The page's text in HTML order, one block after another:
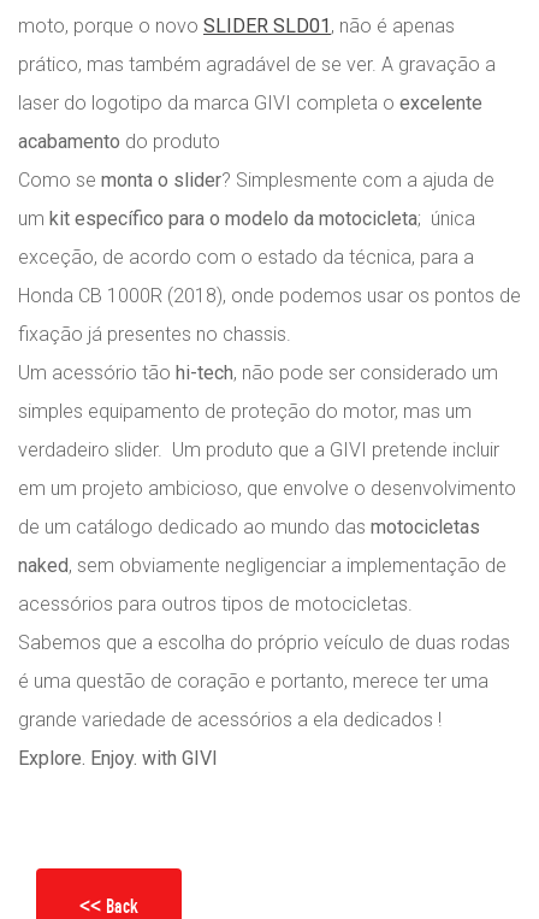
moto, porque o novo SLIDER SLD01, não é apenas
prático, mas também agradável de se ver. A gravação a
laser do logotipo da marca GIVI completa o excelente
acabamento do produto
Como se monta o slider? Simplesmente com a ajuda de
um kit específico para o modelo da motocicleta; única
exceção, de acordo com o estado da técnica, para a
Honda CB 1000R (2018), onde podemos usar os pontos de
fixação já presentes no chassis.
Um acessório tão hi-tech, não pode ser considerado um
simples equipamento de proteção do motor, mas um
verdadeiro slider. Um produto que a GIVI pretende incluir
em um projeto ambicioso, que envolve o desenvolvimento
de um catálogo dedicado ao mundo das motocicletas
naked, sem obviamente negligenciar a implementação de
acessórios para outros tipos de motocicletas.
Sabemos que a escolha do próprio veículo de duas rodas
é uma questão de coração e portanto, merece ter uma
grande variedade de acessórios a ela dedicados !
Explore. Enjoy. with GIVI
<< Back